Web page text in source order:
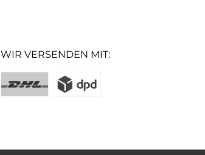
WIR VERSENDEN MIT: